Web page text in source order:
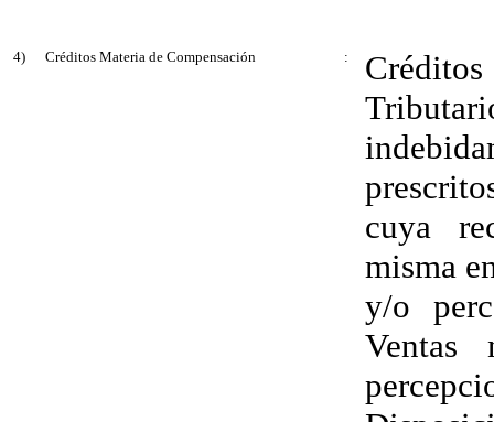
4) Créditos Materia de Compensación :
cuya
misma
y/o
Ventas